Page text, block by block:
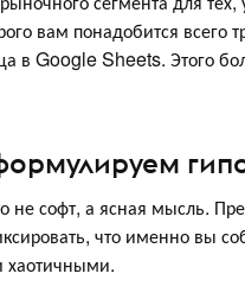
вам понадобится всего
в Google Sheets. Этого
софт, а ясная мысль.
что именно вы
хаотичными.